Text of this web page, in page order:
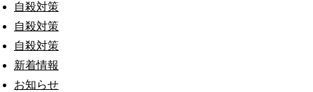
自殺対策
自殺対策
自殺対策
新着情報
お知らせ